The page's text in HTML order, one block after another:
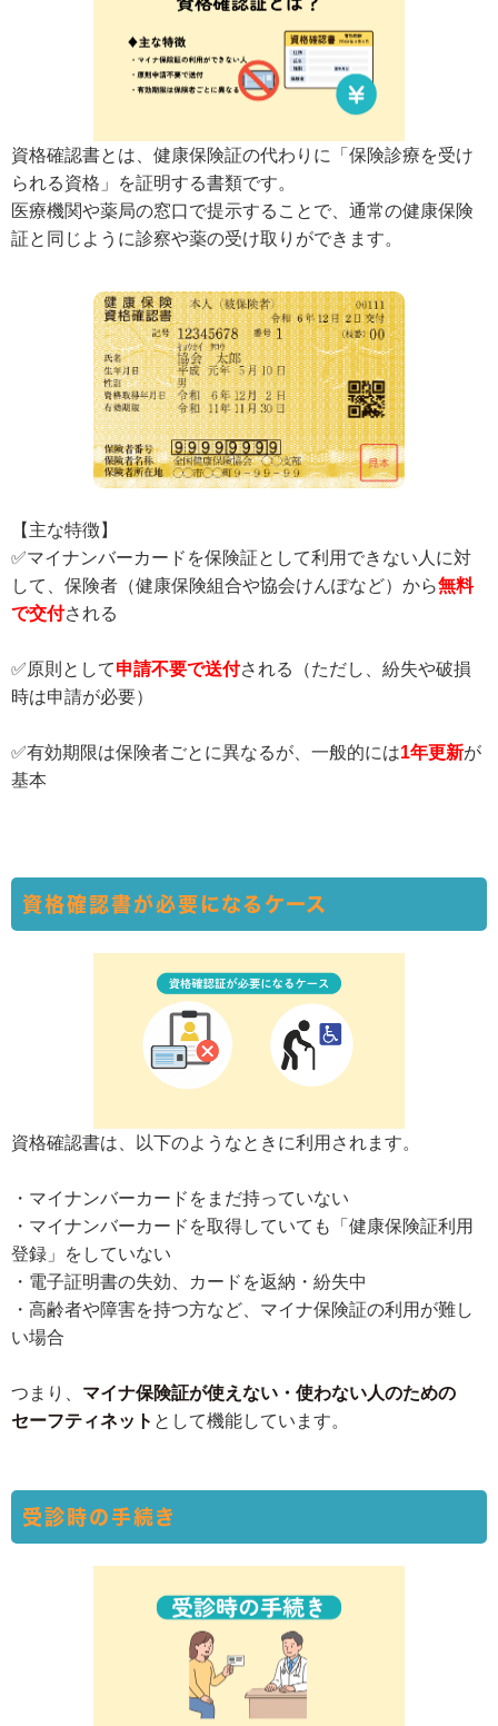
資格確認書とは、健康保険証の代わりに「保険診療を受け
られる資格」を証明する書類です。
医療機関や薬局の窓口で提示することで、通常の健康保険
証と同じように診察や薬の受け取りができます。
【主な特徴】
✅マイナンバーカードを保険証として利用できない人に対
して、保険者（健康保険組合や協会けんぽなど）から無料
で交付される
✅原則として申請不要で送付される（ただし、紛失や破損
時は申請が必要）
✅有効期限は保険者ごとに異なるが、一般的には1年更新が
基本
資格確認書が必要になるケース
資格確認書は、以下のようなときに利用されます。
・マイナンバーカードをまだ持っていない
・マイナンバーカードを取得していても「健康保険証利用
登録」をしていない
・電子証明書の失効、カードを返納・紛失中
・高齢者や障害を持つ方など、マイナ保険証の利用が難し
い場合
つまり、 マイナ保険証が使えない・使わない人のための
セーフティネット として機能しています。
受診時の手続き